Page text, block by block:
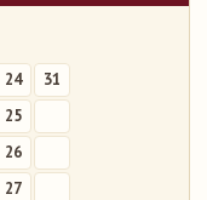
24
31
25
26
27